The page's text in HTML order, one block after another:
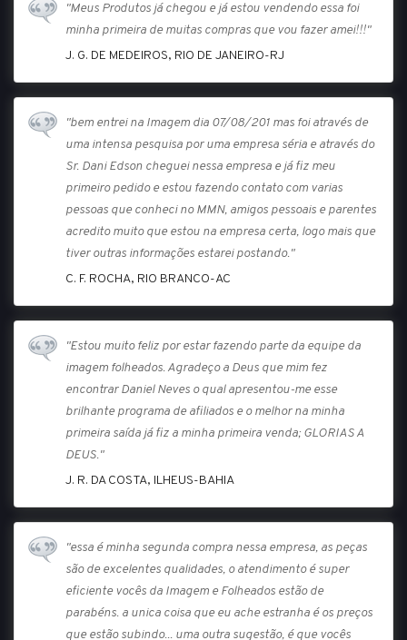
"Meus Produtos já chegou e já estou vendendo essa foi
minha primeira de muitas compras que vou fazer amei!!!"
J. G. DE MEDEIROS, RIO DE JANEIRO-RJ
"bem entrei na Imagem dia 07/08/201 mas foi através de
uma intensa pesquisa por uma empresa séria e através do
Sr. Dani Edson cheguei nessa empresa e já fiz meu
primeiro pedido e estou fazendo contato com varias
pessoas que conheci no MMN, amigos pessoais e parentes
acredito muito que estou na empresa certa, logo mais que
tiver outras informações estarei postando."
C. F. ROCHA, RIO BRANCO-AC
"Estou muito feliz por estar fazendo parte da equipe da
imagem folheados. Agradeço a Deus que mim fez
encontrar Daniel Neves o qual apresentou-me esse
brilhante programa de afiliados e o melhor na minha
primeira saída já fiz a minha primeira venda; GLORIAS A
DEUS."
J. R. DA COSTA, ILHEUS-BAHIA
"essa é minha segunda compra nessa empresa, as peças
são de excelentes qualidades, o atendimento é super
eficiente vocês da Imagem e Folheados estão de
parabéns. a unica coisa que eu ache estranha é os preços
que estão subindo... uma outra sugestão, é que vocês